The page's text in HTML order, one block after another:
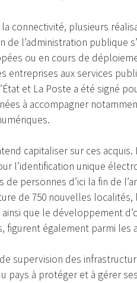
connectivité, plusieurs
de l’administration publique
ou en cours de
entreprises aux services
et La Poste a été signé
à accompagner
capitaliser sur ces
l’identification unique
personnes d’ici la fin de
de 750 nouvelles
que le développement
figurent également parmi les
supervision des
pays à protéger et à gérer